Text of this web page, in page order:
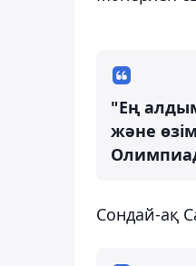
"Ең
және
Сондай-ақ